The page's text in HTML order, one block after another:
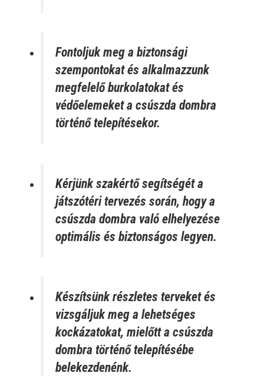
Fontoljuk meg a biztonsági
szempontokat és alkalmazzunk
megfelelő burkolatokat és
védőelemeket a csúszda dombra
történő telepítésekor.
Kérjünk szakértő segítségét a
játszótéri tervezés során, hogy a
csúszda dombra való elhelyezése
optimális és biztonságos legyen.
Készítsünk részletes terveket és
vizsgáljuk meg a lehetséges
kockázatokat, mielőtt a csúszda
dombra történő telepítésébe
belekezdenénk.